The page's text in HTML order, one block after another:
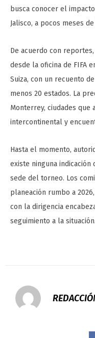
busca conocer el
Jalisco, a pocos meses
De acuerdo con
desde la oficina de FIFA
Suiza, con un recuento
menos 20 estados. La
Monterrey, ciudades
intercontinental y
Hasta el momento,
existe ninguna indicación
sede del torneo. Los
planeación rumbo a
con la dirigencia
seguimiento a la situación.